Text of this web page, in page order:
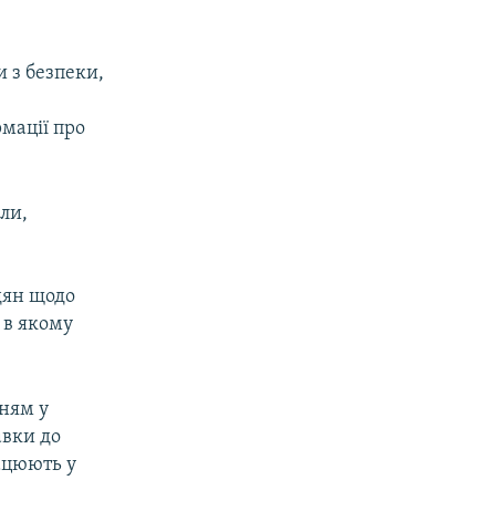
з безпеки,
про
щодо
в якому
у
до
у